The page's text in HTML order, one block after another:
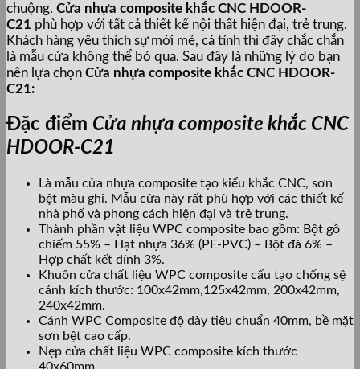
chuộng. Cửa nhựa composite khắc CNC HDOOR-
C21 phù hợp với tất cả thiết kế nội thất hiện đại, trẻ trung.
Khách hàng yêu thích sự mới mẻ, cá tính thì đây chắc chắn
là mẫu cửa không thể bỏ qua. Sau đây là những lý do bạn
nên lựa chọn Cửa nhựa composite khắc CNC HDOOR-
C21:
Đặc điểm Cửa nhựa composite khắc CNC
HDOOR-C21
Là mẫu cửa nhựa composite tạo kiểu khắc CNC, sơn
bệt màu ghi. Mẫu cửa này rất phù hợp với các thiết kế
nhà phố và phong cách hiện đại và trẻ trung.
Thành phần vật liệu WPC composite bao gồm: Bột gỗ
chiếm 55% – Hạt nhựa 36% (PE-PVC) – Bột đá 6% –
Hợp chất kết dính 3%.
Khuôn cửa chất liệu WPC composite cấu tạo chống sệ
cánh kích thước: 100x42mm,125x42mm, 200x42mm,
240x42mm.
Cánh WPC Composite độ dày tiêu chuẩn 40mm, bề mặt
sơn bệt cao cấp.
Nẹp cửa chất liệu WPC composite kích thước
40x60mm.